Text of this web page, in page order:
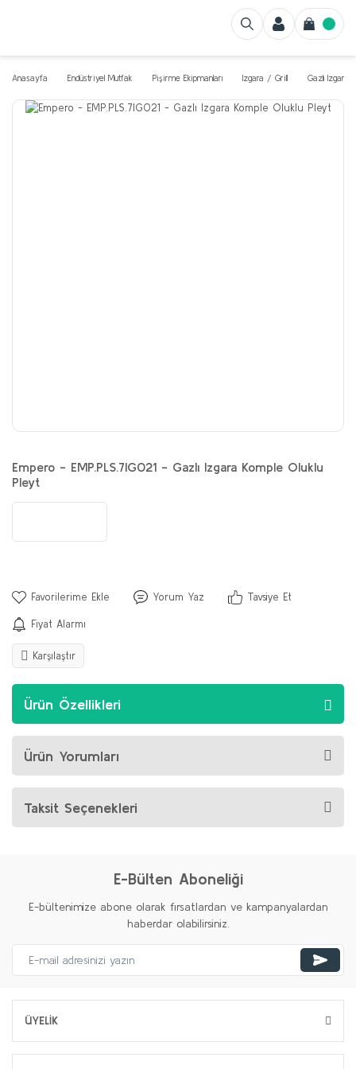
Anasayfa Endüstriyel Mutfak Pişirme Ekipmanları Izgara / Grill Gazlı
Empero - EMP.PLS.7IG021 - Gazlı Izgara Komple Oluklu
Pleyt
Yorum Yaz Tavsiye Et
Fiyat Alarmı
Karşılaştır
Ürün Özellikleri
Ürün Yorumları
Taksit Seçenekleri
E-Bülten Aboneliği
E-bültenimize abone olarak fırsatlardan ve kampanyalardan
haberdar olabilirsiniz.
ÜYELİK